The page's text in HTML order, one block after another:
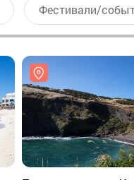
Фестивали/